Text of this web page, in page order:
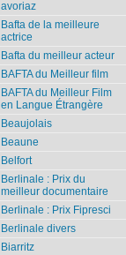
avoriaz
Bafta de la meilleure
actrice
Bafta du meilleur acteur
BAFTA du Meilleur film
BAFTA du Meilleur Film
en Langue Étrangère
Beaujolais
Beaune
Belfort
Berlinale : Prix du
meilleur documentaire
Berlinale : Prix Fipresci
Berlinale divers
Biarritz